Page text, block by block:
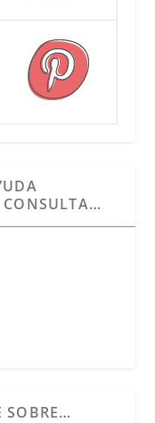
CONSULTA…
SOBRE…